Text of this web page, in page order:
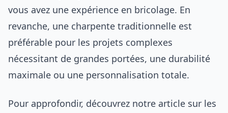
vous avez une expérience en bricolage. En
revanche, une charpente traditionnelle est
préférable pour les projets complexes
nécessitant de grandes portées, une durabilité
maximale ou une personnalisation totale.
Pour approfondir, découvrez notre article sur les